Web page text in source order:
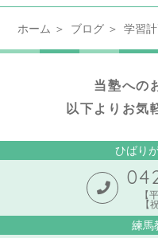
ホーム ブログ 学習
当塾への
以下よりお気
ひばり
【
【
練馬